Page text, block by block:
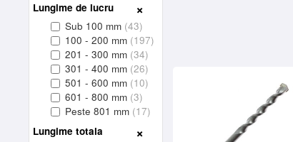
Lungime de lucru
Sub 100 mm (43)
100 - 200 mm (197)
201 - 300 mm (34)
301 - 400 mm (26)
501 - 600 mm (10)
601 - 800 mm (3)
Peste 801 mm (17)
Lungime totala